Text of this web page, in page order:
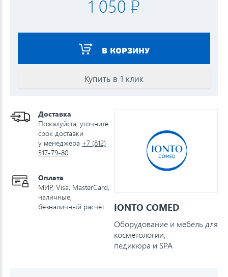
1 050 ₽
В КОРЗИНУ
Купить в 1 клик
Доставка
Пожалуйста, уточните
срок доставки
у менеджера +7 (812)
317-79-80
Оплата
МИР, Visa, MasterCard,
наличные,
безналичный расчёт.
IONTO COMED
Оборудование и мебель для
косметологии,
педикюра и SPA